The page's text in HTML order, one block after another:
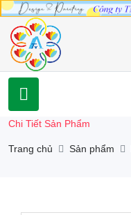
Chi Tiết Sản Phẩm
Trang chủ Sản phẩm